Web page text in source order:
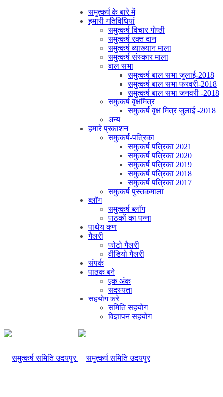
समुत्कर्ष के बारे में
हमारी गतिविधियां
समुत्कर्ष विचार गोष्ठी
समुत्कर्ष रक्त दान
समुत्कर्ष व्याख्यान माला
समुत्कर्ष संस्कार माला
बाल सभा
समुत्कर्ष बाल सभा जुलाई-2018
समुत्कर्ष बाल सभा फरवरी-2018
समुत्कर्ष बाल सभा जनवरी -2018
समुत्कर्ष वृक्षमित्र
समुत्कर्ष वृक्ष मित्र जुलाई -2018
अन्य
हमारे प्रकाशन
समुत्कर्ष-पत्रिका
समुत्कर्ष पत्रिका 2021
समुत्कर्ष पत्रिका 2020
समुत्कर्ष पत्रिका 2019
समुत्कर्ष पत्रिका 2018
समुत्कर्ष पत्रिका 2017
समुत्कर्ष पुस्तकमाला
ब्लॉग
समुत्कर्ष ब्लॉग
पाठकों का पन्ना
पाथेय कण
गैलरी
फोटो गैलरी
वीडियो गैलरी
संपर्क
पाठक बने
एक अंक
सदस्यता
सहयोग करे
समिति सहयोग
विज्ञापन सहयोग